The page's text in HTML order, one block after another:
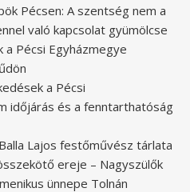
Pécsen: A szentség nem a
való kapcsolat gyümölcse
a Pécsi Egyházmegye
a Pécsi
időjárás és a fenntarthatóság
Lajos festőművész tárlata
ereje – Nagyszülők
ünnepe Tolnán